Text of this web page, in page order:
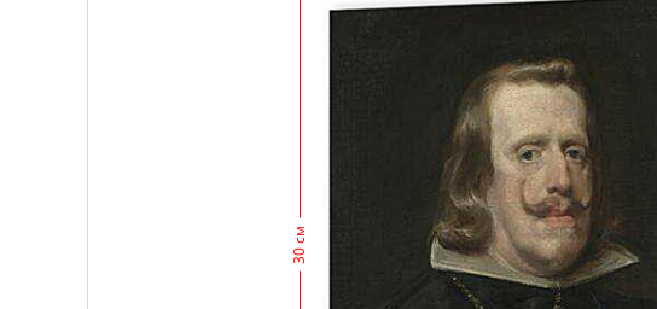
30 см